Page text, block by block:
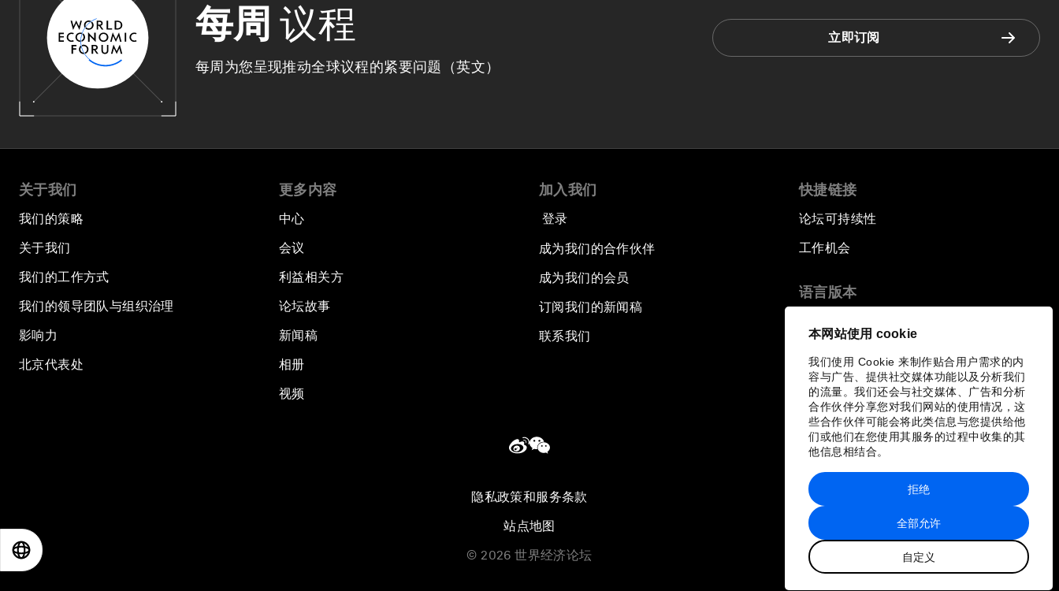
本网站使用 cookie
我们使用 Cookie 来制作贴合用户需求的内
容与广告、提供社交媒体功能以及分析我们
的流量。我们还会与社交媒体、广告和分析
合作伙伴分享您对我们网站的使用情况，这
些合作伙伴可能会将此类信息与您提供给他
们或他们在您使用其服务的过程中收集的其
他信息相结合。
全部允许
自定义
拒绝
每周 议程
每周为您呈现推动全球议程的紧要问题（英文）
立即订阅
关于我们
我们的策略
关于我们
我们的工作方式
我们的领导团队与组织治理
影响力
北京代表处
更多内容
中心
会议
利益相关方
论坛故事
新闻稿
相册
视频
加入我们
登录
成为我们的合作伙伴
成为我们的会员
订阅我们的新闻稿
联系我们
快捷链接
论坛可持续性
工作机会
语言版本
隐私政策和服务条款
站点地图
© 2026 世界经济论坛